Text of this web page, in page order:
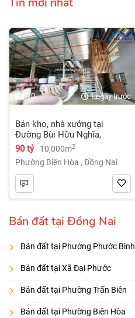
10 1 ngày trước
Bán kho, nhà xưởng tại
Đường Bùi Hữu Nghĩa,
Phường Tân Hạnh, Biên Hòa,
Đồng Nai giá 90 tỷ
90 tỷ 10,000m2
Phường Biên Hòa , Đồng Nai
Bán đất tại Đồng Nai
Bán đất tại Phường Phước Bình
Bán đất tại Xã Đại Phước
Bán đất tại Phường Trấn Biên
Bán đất tại Phường Biên Hòa